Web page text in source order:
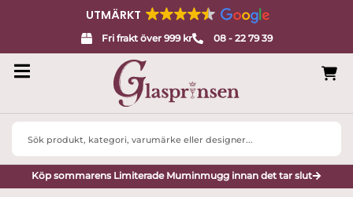
UTMÄRKT
Fri frakt över 999 kr 08 - 22 79 39
Search
Köp sommarens Limiterade Muminmugg innan det tar slut